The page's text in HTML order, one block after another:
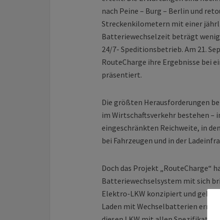
nach Peine – Burg – Berlin und
Streckenkilometern mit einer
Batteriewechselzeit beträgt
24/7- Speditionsbetrieb. Am 21.
RouteCharge ihre Ergebnisse bei
präsentiert.
Die größten Herausforderungen
im Wirtschaftsverkehr bestehen –
eingeschränkten Reichweite, in
bei Fahrzeugen und in der
Doch das Projekt „RouteCharge“
Batteriewechselsystem mit sich
Elektro-LKW konzipiert und gebaut
Laden mit Wechselbatterien